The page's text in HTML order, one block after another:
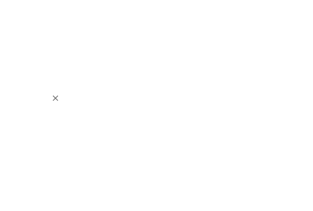
×